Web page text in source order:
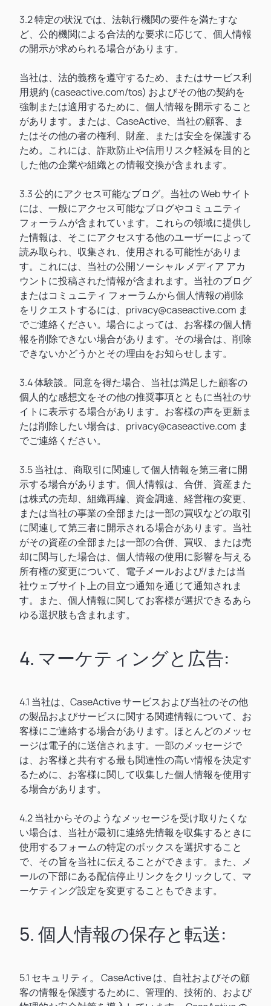
3.2 特定の状況では、法執行機関の要件を満たすな
ど、公的機関による合法的な要求に応じて、個人情報
の開示が求められる場合があります。
当社は、法的義務を遵守するため、またはサービス利
用規約 (caseactive.com/tos) およびその他の契約を
強制または適用するために、個人情報を開示すること
があります。または、CaseActive、当社の顧客、ま
たはその他の者の権利、財産、または安全を保護する
ため。これには、詐欺防止や信用リスク軽減を目的と
した他の企業や組織との情報交換が含まれます。
3.3 公的にアクセス可能なブログ。当社の Web サイト
には、一般にアクセス可能なブログやコミュニティ
フォーラムが含まれています。これらの領域に提供し
た情報は、そこにアクセスする他のユーザーによって
読み取られ、収集され、使用される可能性がありま
す。これには、当社の公開ソーシャル メディア アカ
ウントに投稿された情報が含まれます。当社のブログ
またはコミュニティ フォーラムから個人情報の削除
をリクエストするには、privacy@caseactive.com ま
でご連絡ください。場合によっては、お客様の個人情
報を削除できない場合があります。その場合は、削除
できないかどうかとその理由をお知らせします。
3.4 体験談。同意を得た場合、当社は満足した顧客の
個人的な感想文をその他の推奨事項とともに当社のサ
イトに表示する場合があります。お客様の声を更新ま
たは削除したい場合は、privacy@caseactive.com ま
でご連絡ください。
3.5 当社は、商取引に関連して個人情報を第三者に開
示する場合があります。個人情報は、合併、資産また
は株式の売却、組織再編、資金調達、経営権の変更、
または当社の事業の全部または一部の買収などの取引
に関連して第三者に開示される場合があります。当社
がその資産の全部または一部の合併、買収、または売
却に関与した場合は、個人情報の使用に影響を与える
所有権の変更について、電子メールおよび/または当
社ウェブサイト上の目立つ通知を通じて通知されま
す。また、個人情報に関してお客様が選択できるあら
ゆる選択肢も含まれます。
4. マーケティングと広告:
4.1 当社は、CaseActive サービスおよび当社のその他
の製品およびサービスに関する関連情報について、お
客様にご連絡する場合があります。ほとんどのメッセ
ージは電子的に送信されます。一部のメッセージで
は、お客様と共有する最も関連性の高い情報を決定す
るために、お客様に関して収集した個人情報を使用す
る場合があります。
4.2 当社からそのようなメッセージを受け取りたくな
い場合は、当社が最初に連絡先情報を収集するときに
使用するフォームの特定のボックスを選択すること
で、その旨を当社に伝えることができます。また、メ
ールの下部にある配信停止リンクをクリックして、マ
ーケティング設定を変更することもできます。
5. 個人情報の保存と転送:
5.1 セキュリティ。 CaseActive は、自社およびその顧
客の情報を保護するために、管理的、技術的、および